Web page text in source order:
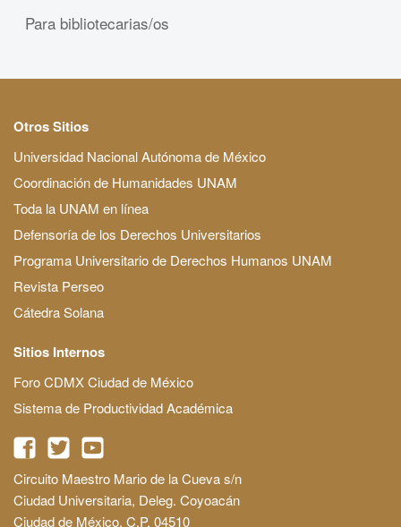
Para bibliotecarias/os
Otros Sitios
Universidad Nacional Autónoma de México
Coordinación de Humanidades UNAM
Toda la UNAM en línea
Defensoría de los Derechos Universitarios
Programa Universitario de Derechos Humanos UNAM
Revista Perseo
Cátedra Solana
Sitios Internos
Foro CDMX Ciudad de México
Sistema de Productividad Académica
Circuito Maestro Mario de la Cueva s/n
Ciudad Universitaria, Deleg. Coyoacán
Ciudad de México, C.P. 04510